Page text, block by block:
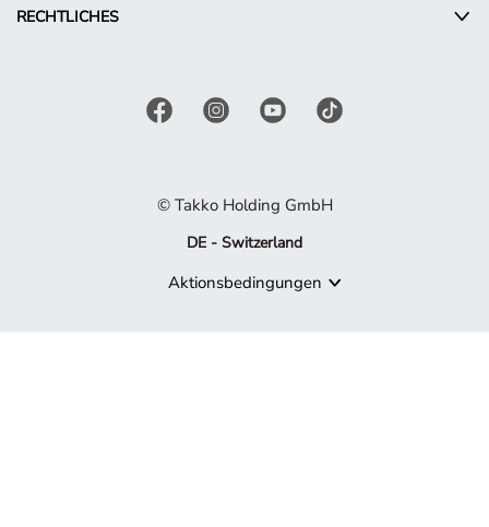
RECHTLICHES
© Takko Holding GmbH
DE - Switzerland
Aktionsbedingungen